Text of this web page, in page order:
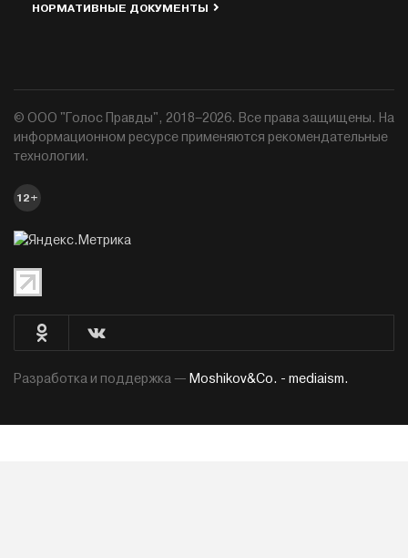
НОРМАТИВНЫЕ ДОКУМЕНТЫ
© ООО "Голос Правды", 2018–2026. Все права защищены. На
информационном ресурсе применяются рекомендательные
технологии.
12+
Разработка и поддержка — Moshikov&Co. - mediaism.